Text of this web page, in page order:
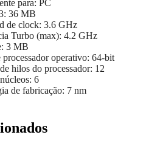
para: PC
36 MB
de clock: 3.6 GHz
Turbo (max): 4.2 GHz
3 MB
operativo: 64-bit
hilos do processador: 12
6
de fabricação: 7 nm